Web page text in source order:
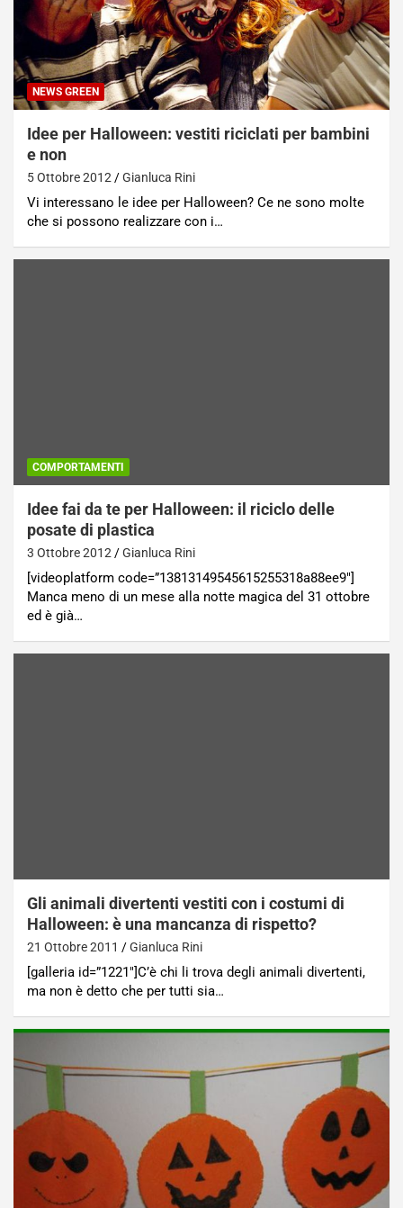
NEWS GREEN
Idee per Halloween: vestiti riciclati per bambini
e non
5 Ottobre 2012 Gianluca Rini
Vi interessano le idee per Halloween? Ce ne sono molte
che si possono realizzare con i…
COMPORTAMENTI
Idee fai da te per Halloween: il riciclo delle
posate di plastica
3 Ottobre 2012 Gianluca Rini
[videoplatform code=”13813149545615255318a88ee9″]
Manca meno di un mese alla notte magica del 31 ottobre
ed è già…
Gli animali divertenti vestiti con i costumi di
Halloween: è una mancanza di rispetto?
21 Ottobre 2011 Gianluca Rini
[galleria id=”1221″]C’è chi li trova degli animali divertenti,
ma non è detto che per tutti sia…